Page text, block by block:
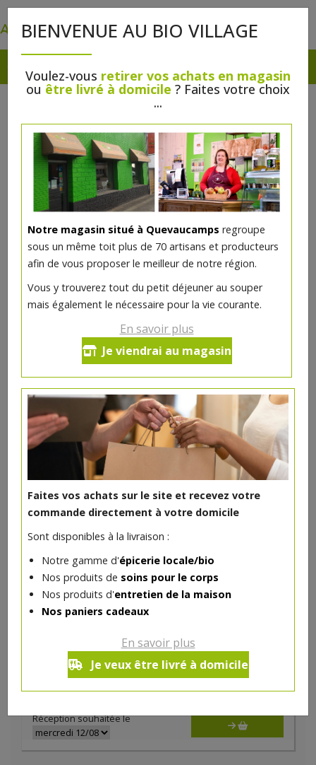
BIENVENUE AU BIO VILLAGE
Voulez-vous retirer vos achats en magasin
ou être livré à domicile ? Faites votre choix
...
Notre magasin situé à Quevaucamps regroupe
sous un même toit plus de 70 artisans et producteurs
afin de vous proposer le meilleur de notre région.
Vous y trouverez tout du petit déjeuner au souper
mais également le nécessaire pour la vie courante.
En savoir plus
Je viendrai au magasin
Faites vos achats sur le site et recevez votre
commande directement à votre domicile
Sont disponibles à la livraison :
Notre gamme d'épicerie locale/bio
Nos produits de soins pour le corps
Nos produits d'entretien de la maison
Nos paniers cadeaux
En savoir plus
Je veux être livré à domicile
Grand sac tissu bio réutilisable
40x40cm XL
Ce produit est indisponible pour le moment.
DANS LA MÊME CATÉGORIE ...
LES RÉCUPS D ADEL
1 pc +
Réception souhaitée le